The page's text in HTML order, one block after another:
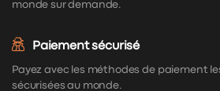
monde sur demande.
Paiement sécurisé
Payez avec les méthodes de paiement
sécurisées au monde.